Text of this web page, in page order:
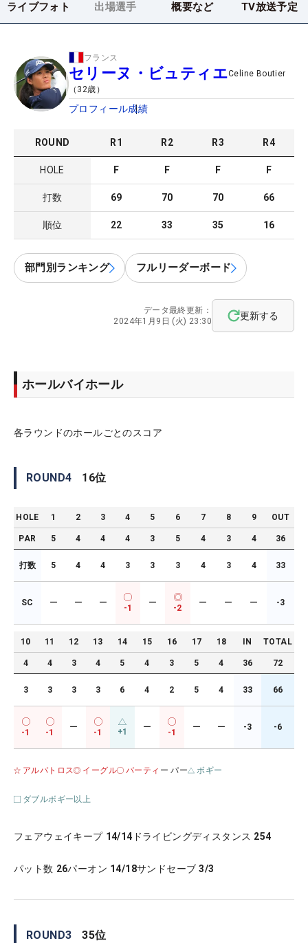
ライブフォト 出場選手 概要など TV放送予定
フランス
セリーヌ・ビュティエCeline Boutier
（ 32歳）
プロフィール成績
ROUND R1 R2 R3 R4
HOLE F F F F
打数 69 70 70 66
順位 22 33 35 16
部門別ランキング フルリーダーボード
データ最終更新：
2024年1月9日 (火) 23:30
更新する
ホールバイホール
各ラウンドのホールごとのスコア
ROUND4 16位
HOLE 1 2 3 4 5 6 7 8 9 OUT
PAR 5 4 4 4 3 5 4 3 4 36
打数 5 4 4 3 3 3 4 3 4 33
SC ー ー ー
-1
ー
-2
ー ー ー -3
10 11 12 13 14 15 16 17 18 IN TOTAL
4 4 3 4 5 4 3 5 4 36 72
3 3 3 3 6 4 2 5 4 33 66
-1 -1
ー
-1 +1 ー
-1
ー ー -3 -6
アルバトロス イーグル バーティ ー パー ボギー
ダブルボギー以上
フェアウェイキープ 14/14 ドライビングディスタンス 254
パット数 26パーオン 14/18サンドセーブ 3/3
ROUND3 35位